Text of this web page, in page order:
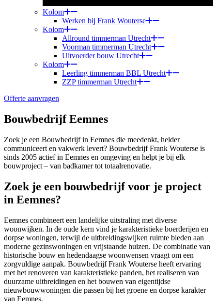
Kolom
Werken bij Frank Wouterse
Kolom
Allround timmerman Utrecht
Voorman timmerman Utrecht
Uitvoerder bouw Utrecht
Kolom
Leerling timmerman BBL Utrecht
ZZP timmerman Utrecht
Offerte aanvragen
Bouwbedrijf Eemnes
Zoek je een Bouwbedrijf in Eemnes die meedenkt, helder
communiceert en vakwerk levert? Bouwbedrijf Frank Wouterse is
sinds 2005 actief in Eemnes en omgeving en helpt je bij elk
bouwproject – van badkamer tot totaalrenovatie.
Zoek je een bouwbedrijf voor je project
in Eemnes?
Eemnes combineert een landelijke uitstraling met diverse
woonwijken. In de oude kern vind je karakteristieke boerderijen en
dorpse woningen, terwijl de uitbreidingswijken ruimte bieden aan
moderne gezinswoningen en vrijstaande huizen. De combinatie van
historische bouw en hedendaagse woonwensen vraagt om een
zorgvuldige aanpak. Bouwbedrijf Frank Wouterse heeft ervaring
met het renoveren van karakteristieke panden, het realiseren van
duurzame uitbreidingen en het bouwen van eigentijdse
nieuwbouwwoningen die passen bij het groene en dorpse karakter
van Eemnes.